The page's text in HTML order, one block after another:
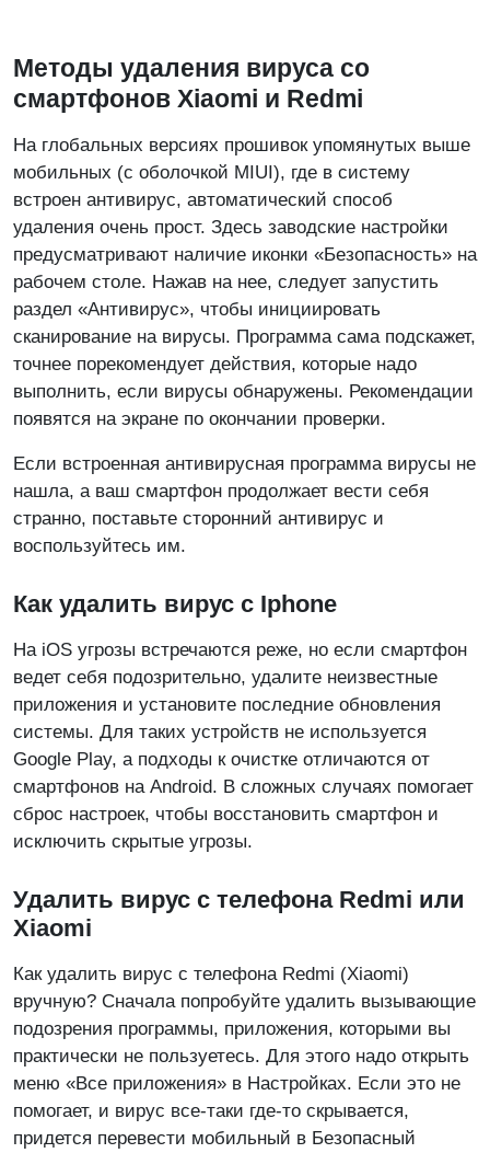
Методы удаления вируса со
смартфонов Xiaomi и Redmi
На глобальных версиях прошивок упомянутых выше
мобильных (с оболочкой MIUI), где в систему
встроен антивирус, автоматический способ
удаления очень прост. Здесь заводские настройки
предусматривают наличие иконки «Безопасность» на
рабочем столе. Нажав на нее, следует запустить
раздел «Антивирус», чтобы инициировать
сканирование на вирусы. Программа сама подскажет,
точнее порекомендует действия, которые надо
выполнить, если вирусы обнаружены. Рекомендации
появятся на экране по окончании проверки.
Если встроенная антивирусная программа вирусы не
нашла, а ваш смартфон продолжает вести себя
странно, поставьте сторонний антивирус и
воспользуйтесь им.
Как удалить вирус с Iphone
На iOS угрозы встречаются реже, но если смартфон
ведет себя подозрительно, удалите неизвестные
приложения и установите последние обновления
системы. Для таких устройств не используется
Google Play, а подходы к очистке отличаются от
смартфонов на Android. В сложных случаях помогает
сброс настроек, чтобы восстановить смартфон и
исключить скрытые угрозы.
Удалить вирус с телефона Redmi или
Xiaomi
Как удалить вирус с телефона Redmi (Xiaomi)
вручную? Сначала попробуйте удалить вызывающие
подозрения программы, приложения, которыми вы
практически не пользуетесь. Для этого надо открыть
меню «Все приложения» в Настройках. Если это не
помогает, и вирус все-таки где-то скрывается,
придется перевести мобильный в Безопасный